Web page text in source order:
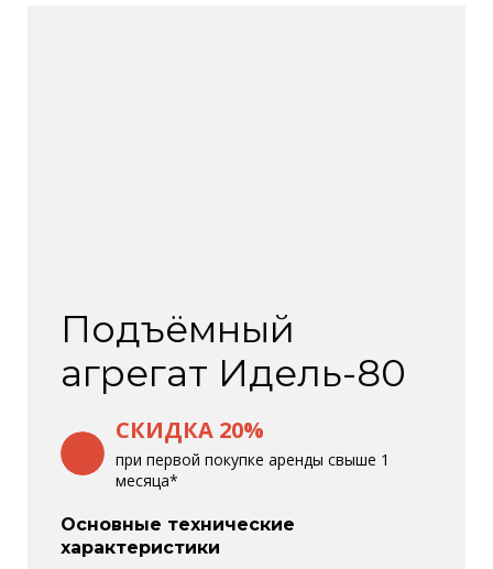
Подъёмный
агрегат Идель-80
СКИДКА 20%
при первой покупке аренды свыше 1
месяца*
Основные технические
характеристики